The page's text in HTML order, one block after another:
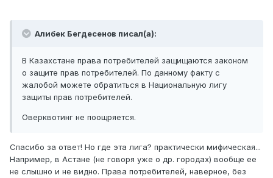
Алибек Бегдесенов писал(а):
В Казахстане права потребителей защищаются законом
о защите прав потребителей. По данному факту с
жалобой можете обратиться в Национальную лигу
защиты прав потребителей.
Оверквотинг не поощряется.
Спасибо за ответ! Но где эта лига? практически мифическая...
Например, в Астане (не говоря уже о др. городах) вообще ее
не слышно и не видно. Права потребителей, наверное, без